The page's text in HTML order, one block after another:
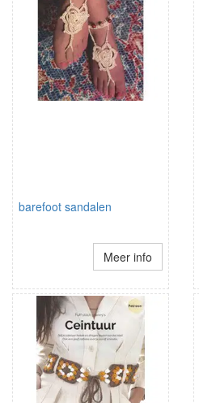
barefoot sandalen
Meer info